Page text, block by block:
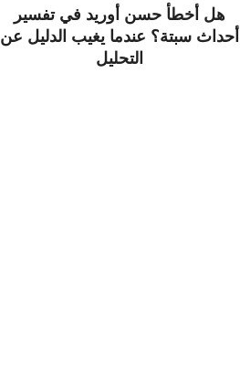
هل أخطأ حسن أوريد في تفسير
أحداث سبتة؟ عندما يغيب الدليل عن
التحليل